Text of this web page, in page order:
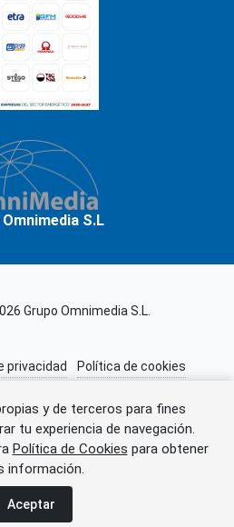
y de terceros para fines
tu experiencia de navegación.
Política de Cookies para obtener
información.
Aceptar
el anuncio.
S.L
Grupo Omnimedia S.L.
privacidad
Política de cookies